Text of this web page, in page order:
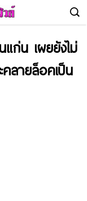
แก่น เผยยังไม่
ลายล็อคเป็น